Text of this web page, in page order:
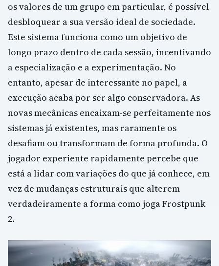
os valores de um grupo em particular, é possível
desbloquear a sua versão ideal de sociedade.
Este sistema funciona como um objetivo de
longo prazo dentro de cada sessão, incentivando
a especialização e a experimentação. No
entanto, apesar de interessante no papel, a
execução acaba por ser algo conservadora. As
novas mecânicas encaixam-se perfeitamente nos
sistemas já existentes, mas raramente os
desafiam ou transformam de forma profunda. O
jogador experiente rapidamente percebe que
está a lidar com variações do que já conhece, em
vez de mudanças estruturais que alterem
verdadeiramente a forma como joga Frostpunk
2.